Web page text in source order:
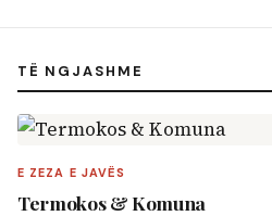
TË NGJASHME
E ZEZA E JAVËS
Termokos & Komuna